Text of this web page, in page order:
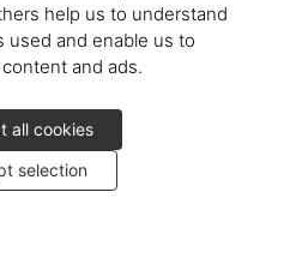
help us to understand
used and enable us to
and ads.
all cookies
selection